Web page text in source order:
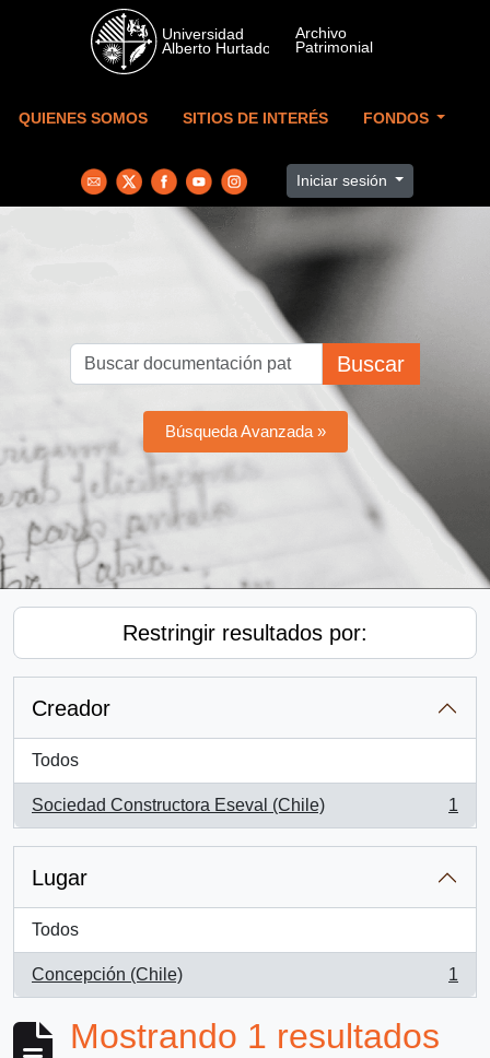
Skip to main content
QUIENES SOMOS SITIOS DE INTERÉS FONDOS
Iniciar sesión
Buscar
Búsqueda Avanzada »
Restringir resultados por:
Creador
Todos
Sociedad Constructora Eseval (Chile)
, 1 resultados
1
Lugar
Todos
Concepción (Chile)
, 1 resultados
1
Mostrando 1 resultados